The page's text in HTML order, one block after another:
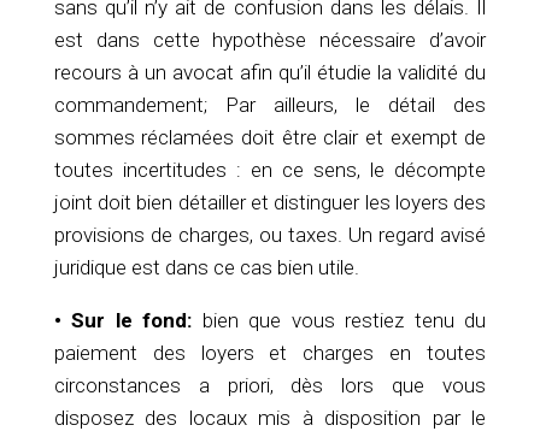
sans qu’il n’y ait de confusion dans les délais. Il
est dans cette hypothèse nécessaire d’avoir
recours à un avocat afin qu’il étudie la validité du
commandement; Par ailleurs, le détail des
sommes réclamées doit être clair et exempt de
toutes incertitudes : en ce sens, le décompte
joint doit bien détailler et distinguer les loyers des
provisions de charges, ou taxes. Un regard avisé
juridique est dans ce cas bien utile.
• Sur le fond: bien que vous restiez tenu du
paiement des loyers et charges en toutes
circonstances a priori, dès lors que vous
disposez des locaux mis à disposition par le